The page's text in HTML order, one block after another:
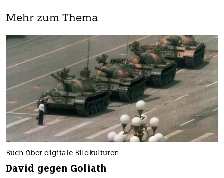
Mehr zum Thema
Buch über digitale Bildkulturen
David gegen Goliath